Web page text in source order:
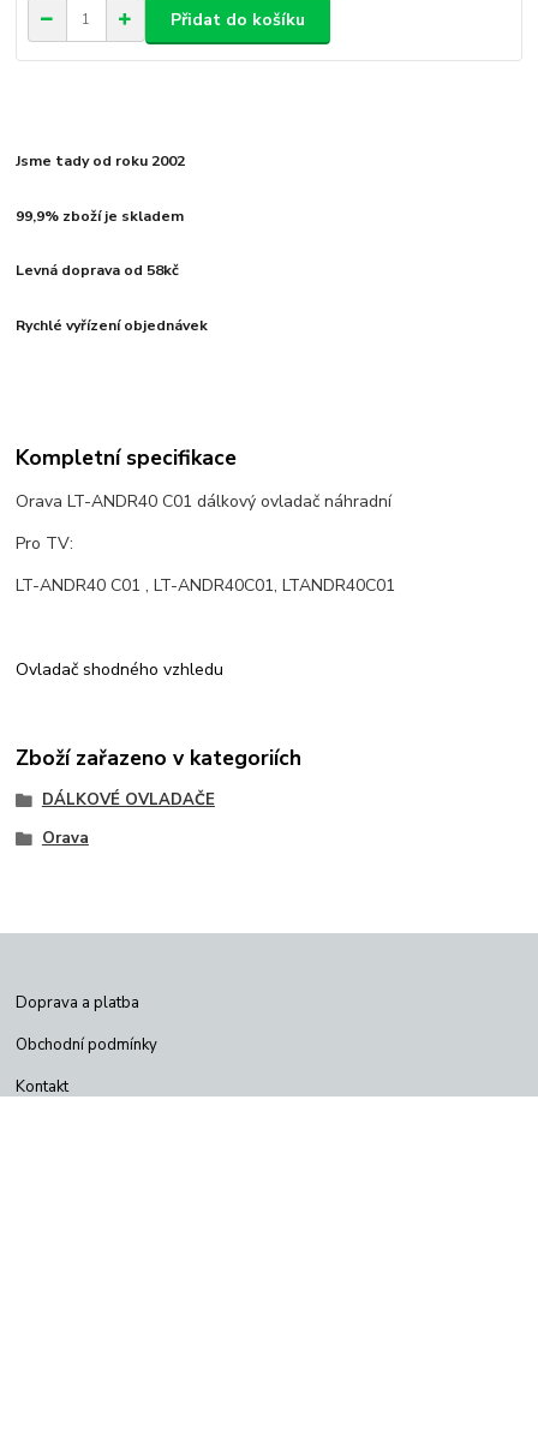
Přidat do košíku
Jsme tady od roku 2002
99,9% zboží je skladem
Levná doprava od 58kč
Rychlé vyřízení objednávek
Kompletní specifikace
Orava LT-ANDR40 C01 dálkový ovladač náhradní
Pro TV:
LT-ANDR40 C01 , LT-ANDR40C01, LTANDR40C01
Ovladač shodného vzhledu
Zboží zařazeno v kategoriích
DÁLKOVÉ OVLADAČE
Orava
Doprava a platba
Obchodní podmínky
Kontakt